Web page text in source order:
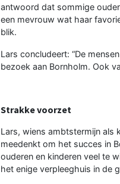
antwoord dat sommige
een mevrouw wat haar
blik.
Lars concludeert: “De
bezoek aan Bornholm. Ook
Strakke voorzet
Lars, wiens ambtstermijn als
meedenkt om het succes in
ouderen en kinderen veel te
het enige verpleeghuis in de